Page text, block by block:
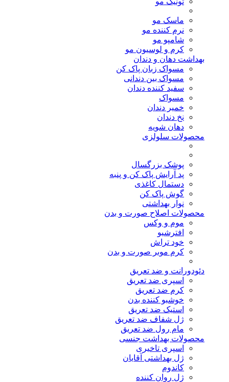
ماسک مو
نرم کننده مو
شامپو مو
کرم و لوسیون مو
بهداشت دهان و دندان
مسواک زبان پاک کن
مسواک بین دندانی
سفید کننده دندان
مسواک
خمیر دندان
نخ دندان
دهان شویه
محصولات سلولزی
پوشک بزرگسال
پد آرایش پاک کن و پنبه
دستمال کاغذی
گوش پاک کن
نوار بهداشتی
محصولات اصلاح صورت و بدن
موم و وکس
افترشیو
خود تراش
کرم موبر صورت و بدن
دئودورانت و ضد تعریق
اسپری ضد تعریق
کرم ضد تعریق
خوشبو کننده بدن
استیک ضد تعریق
ژل شفاف ضد تعریق
مام رول ضد تعریق
محصولات بهداشت جنسی
اسپری تاخیری
ژل بهداشتی آقایان
کاندوم
ژل روان کننده